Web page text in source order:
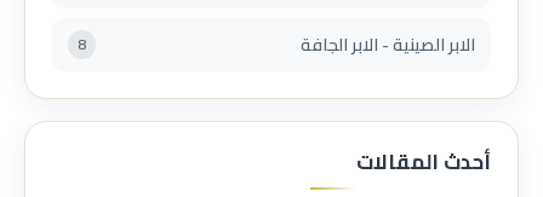
الابر الصينية - الابر الجافة 8
أحدث المقالات